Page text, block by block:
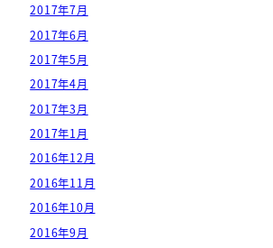
2017年7月
2017年6月
2017年5月
2017年4月
2017年3月
2017年1月
2016年12月
2016年11月
2016年10月
2016年9月